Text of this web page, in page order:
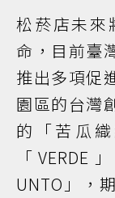
松菸店未來
命，目前臺
推出多項促
園區的台灣
的「苦瓜
「
UNTO」，